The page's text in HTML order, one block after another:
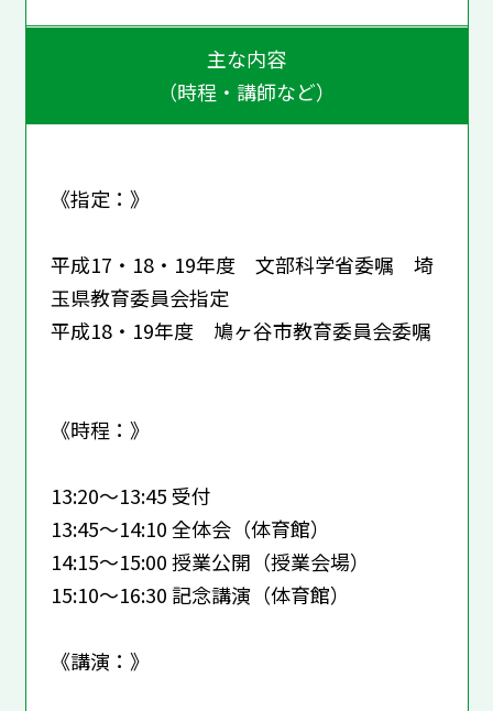
主な内容
（時程・講師など）
《指定：》
平成17・18・19年度 文部科学省委嘱 埼
玉県教育委員会指定
平成18・19年度 鳩ヶ谷市教育委員会委嘱
《時程：》
13:20～13:45 受付
13:45～14:10 全体会（体育館）
14:15～15:00 授業公開（授業会場）
15:10～16:30 記念講演（体育館）
《講演：》